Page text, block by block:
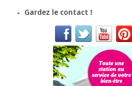
Gardez le contact !